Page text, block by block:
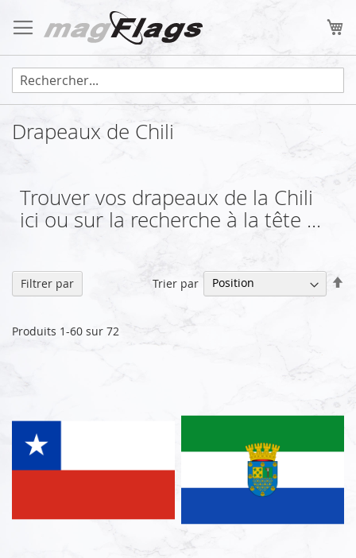
au
contenu
Drapeaux de Chili
Trouver vos drapeaux de la Chili
ici ou sur la recherche à la tête ...
Produits 1-60 sur 72
Trier par
Filtrer par